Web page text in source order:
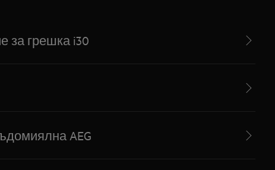
за грешка i30
AEG